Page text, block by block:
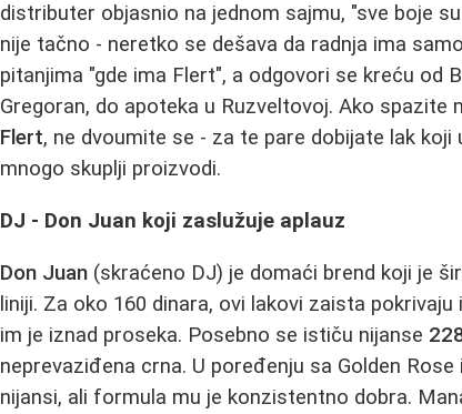
distributer objasnio na jednom sajmu, "sve boje
nije tačno - neretko se dešava da radnja ima
pitanjima "gde ima Flert", a odgovori se kreću od
Gregoran, do apoteka u Ruzveltovoj. Ako spazite
Flert, ne dvoumite se - za te pare dobijate lak
mnogo skuplji proizvodi.
DJ - Don Juan koji zaslužuje aplauz
Don Juan (skraćeno DJ) je domaći brend koji je
liniji. Za oko 160 dinara, ovi lakovi zaista
im je iznad proseka. Posebno se ističu nijanse
neprevaziđena crna. U poređenju sa Golden
nijansi, ali formula mu je konzistentno dobra.